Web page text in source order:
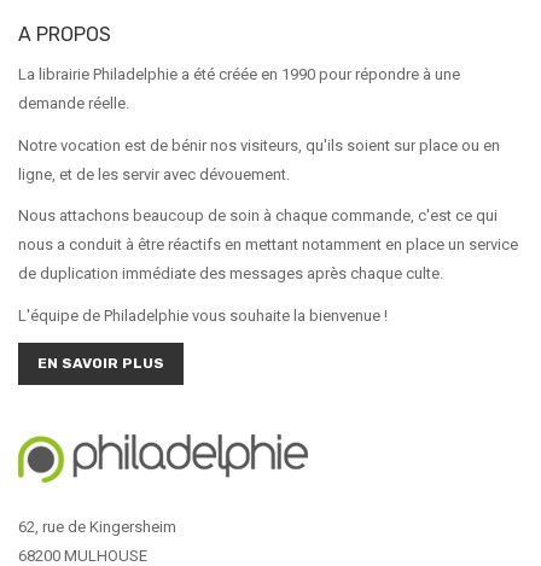
A PROPOS
La librairie Philadelphie a été créée en 1990 pour répondre à une
demande réelle.
Notre vocation est de bénir nos visiteurs, qu'ils soient sur place ou en
ligne, et de les servir avec dévouement.
Nous attachons beaucoup de soin à chaque commande, c'est ce qui
nous a conduit à être réactifs en mettant notamment en place un service
de duplication immédiate des messages après chaque culte.
L'équipe de Philadelphie vous souhaite la bienvenue !
EN SAVOIR PLUS
62, rue de Kingersheim
68200 MULHOUSE